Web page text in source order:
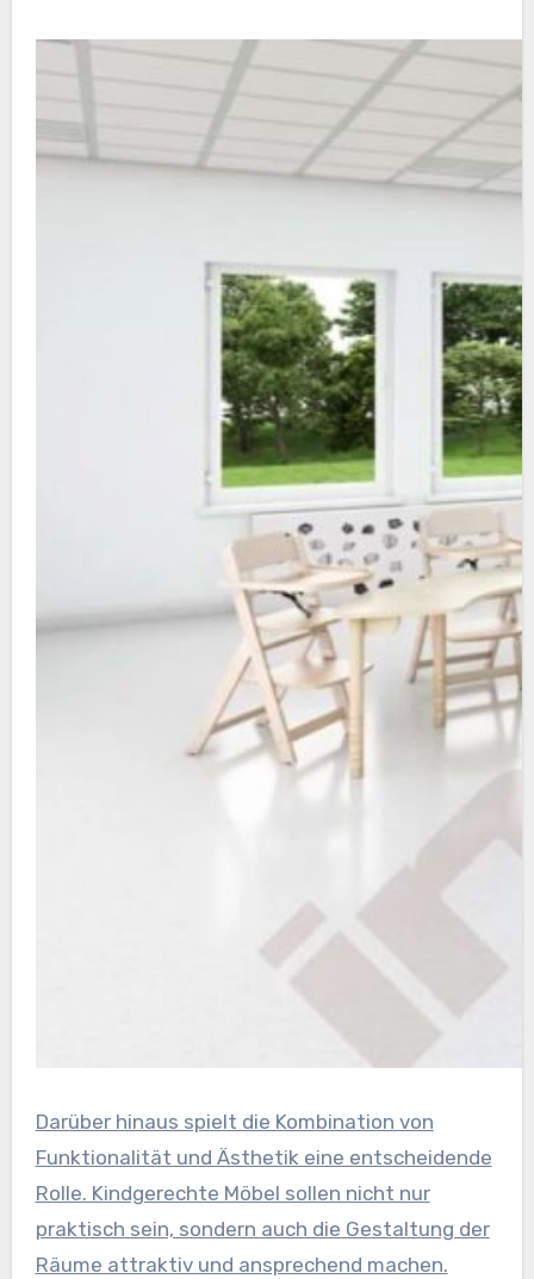
Darüber hinaus spielt die Kombination von
Funktionalität und Ästhetik eine entscheidende
Rolle. Kindgerechte Möbel sollen nicht nur
praktisch sein, sondern auch die Gestaltung der
Räume attraktiv und ansprechend machen.